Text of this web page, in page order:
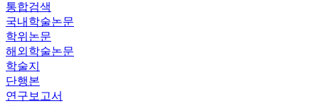
통합검색
국내학술논문
학위논문
해외학술논문
학술지
단행본
연구보고서